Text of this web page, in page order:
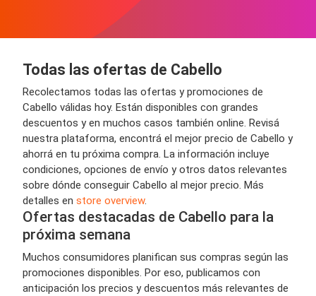
Todas las ofertas de Cabello
Recolectamos todas las ofertas y promociones de
Cabello válidas hoy. Están disponibles con grandes
descuentos y en muchos casos también online. Revisá
nuestra plataforma, encontrá el mejor precio de Cabello y
ahorrá en tu próxima compra. La información incluye
condiciones, opciones de envío y otros datos relevantes
sobre dónde conseguir Cabello al mejor precio. Más
detalles en store overview.
Ofertas destacadas de Cabello para la
próxima semana
Muchos consumidores planifican sus compras según las
promociones disponibles. Por eso, publicamos con
anticipación los precios y descuentos más relevantes de